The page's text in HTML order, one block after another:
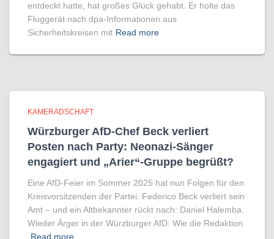
entdeckt hatte, hat großes Glück gehabt. Er holte das
Fluggerät nach dpa-Informationen aus
Sicherheitskreisen mit Read more
KAMERADSCHAFT
Würzburger AfD-Chef Beck verliert
Posten nach Party: Neonazi-Sänger
engagiert und „Arier“-Gruppe begrüßt?
Eine AfD-Feier im Sommer 2025 hat nun Folgen für den
Kreisvorsitzenden der Partei. Federico Beck verliert sein
Amt – und ein Altbekannter rückt nach: Daniel Halemba.
Wieder Ärger in der Würzburger AfD: Wie die Redaktion
Read more